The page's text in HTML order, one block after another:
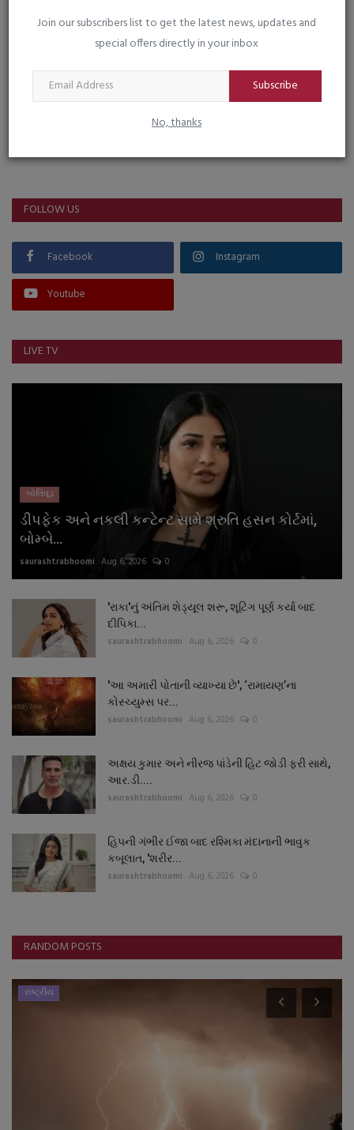
Join our subscribers list to get the latest news, updates and
special offers directly in your inbox
Subscribe
No, thanks
FOLLOW US
Facebook Instagram
Youtube
LIVE TV
બોલિવૂડ
ડીપફેક અને નકલી કન્ટેન્ટ સામે શ્રુતિ હસન કોર્ટમાં,
બોમ્બે...
saurashtrabhoomi Aug 6, 2026 0
'રાકા'નું અંતિમ શેડ્યૂલ શરૂ, શૂટિંગ પૂર્ણ કર્યા બાદ
દીપિકા...
saurashtrabhoomi Aug 6, 2026 0
'આ અમારી પોતાની વ્યાખ્યા છે', ‘રામાયણ’ના
કોસ્ચ્યુમ્સ પર...
saurashtrabhoomi Aug 6, 2026 0
અક્ષય કુમાર અને નીરજ પાંડેની હિટ જોડી ફરી સાથે,
આર.ડી....
saurashtrabhoomi Aug 6, 2026 0
હિપની ગંભીર ઈજા બાદ રશ્મિકા મંદાનાની ભાવુક
કબૂલાત, 'શરીર...
saurashtrabhoomi Aug 6, 2026 0
RANDOM POSTS
રાષ્ટ્રીય